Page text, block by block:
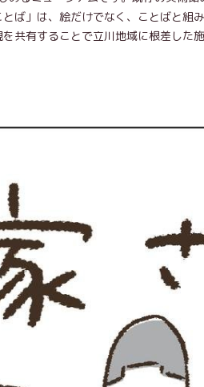
ば」は、絵だけでなく、ことばと組
共有することで立川地域に根差した